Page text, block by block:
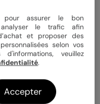
Arche 11x16 cm
1 carte
pour assurer le bon
le trafic afin
et proposer des
selon vos
veuillez
.
Accepter